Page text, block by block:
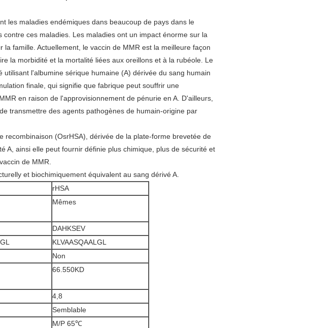
les maladies endémiques dans beaucoup de pays dans le
ces maladies. Les maladies ont un impact énorme sur la
famille. Actuellement, le vaccin de MMR est la meilleure façon
la morbidité et la mortalité liées aux oreillons et à la rubéole. Le
l'albumine sérique humaine (A) dérivée du sang humain
finale, qui signifie que fabrique peut souffrir une
en raison de l'approvisionnement de pénurie en A. D'ailleurs,
transmettre des agents pathogènes de humain-origine par
recombinaison (OsrHSA), dérivée de la plate-forme brevetée de
A, ainsi elle peut fournir définie plus chimique, plus de sécurité et
de MMR.
et biochimiquement équivalent au sang dérivé A.
rHSA
Mêmes
DAHKSEV
KLVAASQAALGL
Non
66.550KD
4,8
Semblable
M/P 65℃